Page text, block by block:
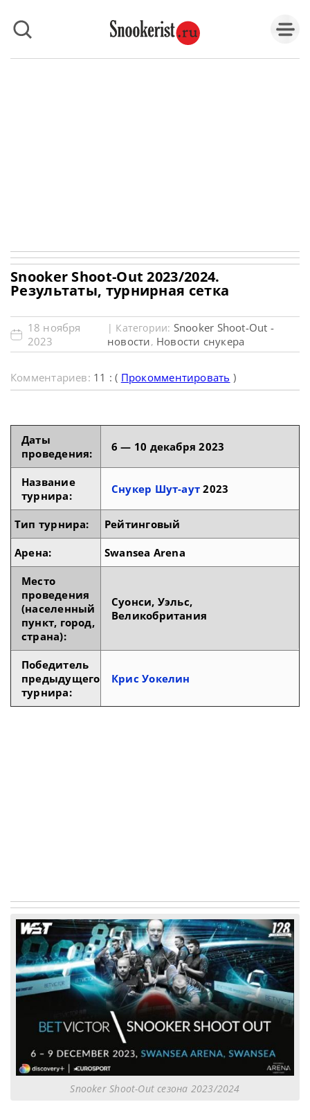
Snooker Shoot-Out 2023/2024.
Результаты, турнирная сетка
18 ноября
2023
| Категории: Snooker Shoot-Out -
новости, Новости снукера
Комментариев: 11 : ( Прокомментировать )
Даты
проведения:
6 — 10 декабря 2023
Название
турнира:
Снукер Шут-аут 2023
Тип турнира: Рейтинговый
Арена: Swansea Arena
Место
проведения
(населенный
пункт, город,
страна):
Суонси, Уэльс,
Великобритания
Победитель
предыдущего
турнира:
Крис Уокелин
Snooker Shoot-Out сезона 2023/2024